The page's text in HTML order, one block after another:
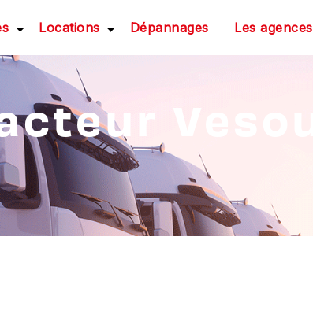
Locations Dépannages Les agences
Vesoul